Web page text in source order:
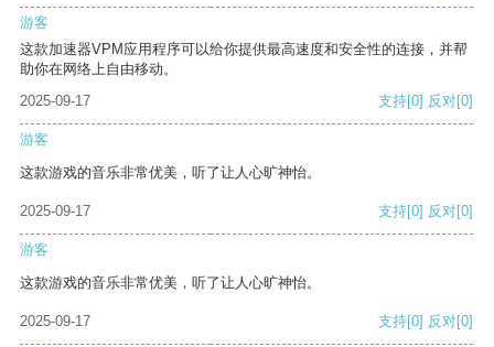
游客
这款加速器VPM应用程序可以给你提供最高速度和安全性的连接，并帮
助你在网络上自由移动。
2025-09-17
支持[0] 反对[0]
游客
这款游戏的音乐非常优美，听了让人心旷神怡。
2025-09-17 支持[0] 反对[0]
游客
这款游戏的音乐非常优美，听了让人心旷神怡。
2025-09-17 支持[0] 反对[0]